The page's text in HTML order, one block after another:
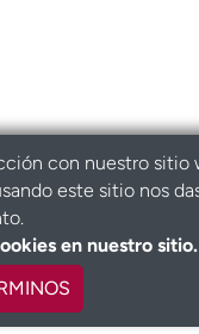
con nuestro sitio
este sitio nos
en nuestro sitio.